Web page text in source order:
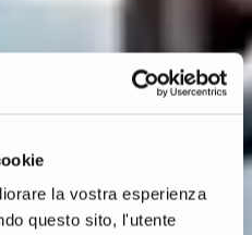
la vostra esperienza
questo sito, l'utente